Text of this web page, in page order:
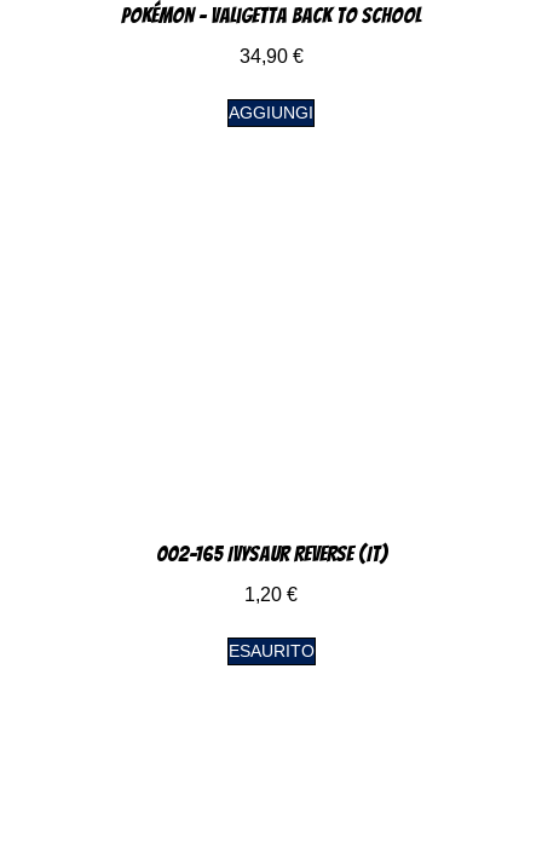
Pokémon – Valigetta Back to School
34,90 €
AGGIUNGI
002-165 Ivysaur Reverse (IT)
1,20 €
ESAURITO